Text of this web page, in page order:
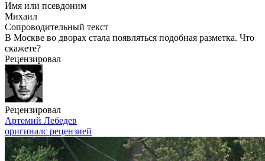
Имя или псевдоним
Михаил
Сопроводительный текст
В Москве во дворах стала появляться подобная разметка. Что
скажете?
Рецензировал
Рецензировал
Артемий Лебедев
оригиналс рецензией